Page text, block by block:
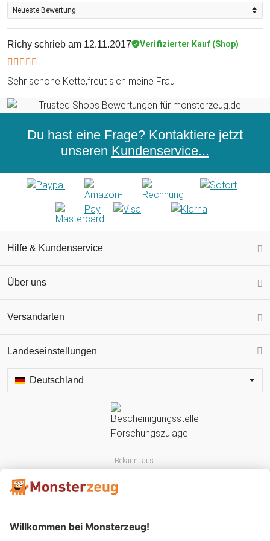
Richy schrieb am 12.11.2017 Verifizierter Kauf (Shop)
Sehr schöne Kette,freut sich meine Frau
Du hast eine Frage? Kontaktiere jetzt
unseren Kundenservice...
Hilfe & Kundenservice
Über uns
Versandarten
Landeseinstellungen
Deutschland
Bekannt aus: